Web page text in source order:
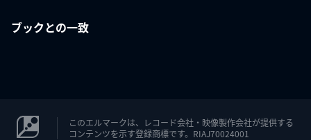
ブックとの一致
このエルマークは、レコード会社・映像製作会社が提供する
コンテンツを示す登録商標です。RIAJ70024001